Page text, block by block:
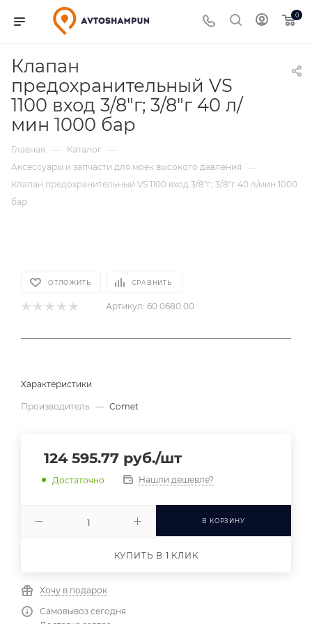
0
Клапан
предохранительный VS
1100 вход 3/8"г; 3/8"г 40 л/
мин 1000 бар
Главная — Каталог —
Аксессуары и запчасти для моек высокого давления
—
Клапан предохранительный VS 1100 вход 3/8"г; 3/8"г 40 л/мин 1000
бар
ОТЛОЖИТЬ СРАВНИТЬ
Артикул: 60.0680.00
Характеристики
Производитель — Comet
124 595.77 руб./шт
Достаточно Нашли дешевле?
В КОРЗИНУ
КУПИТЬ В 1 КЛИК
Хочу в подарок
Самовывоз сегодня